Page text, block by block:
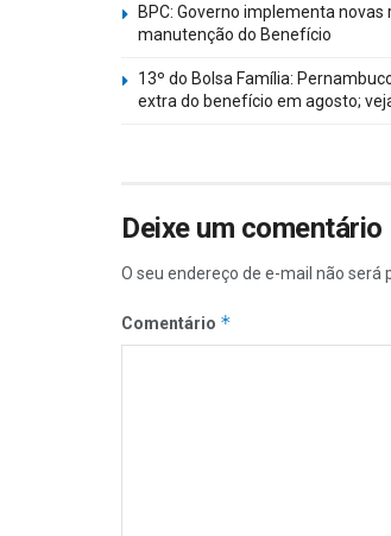
BPC: Governo implementa novas
manutenção do Benefício
13º do Bolsa Família:
extra do benefício em agosto;
Deixe um comentário
O seu endereço de e-mail não será
Comentário *